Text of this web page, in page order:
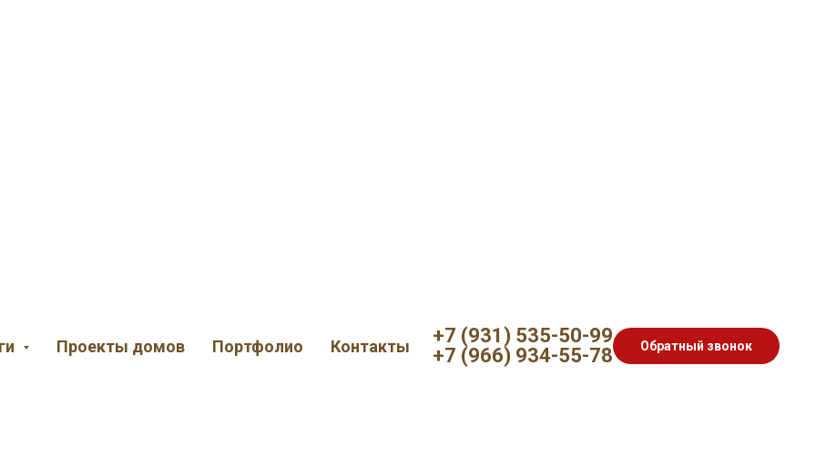
Проекты домов Портфолио Контакты
+7 (931) 535-50-99
+7 (966) 934-55-78
Обратный звонок